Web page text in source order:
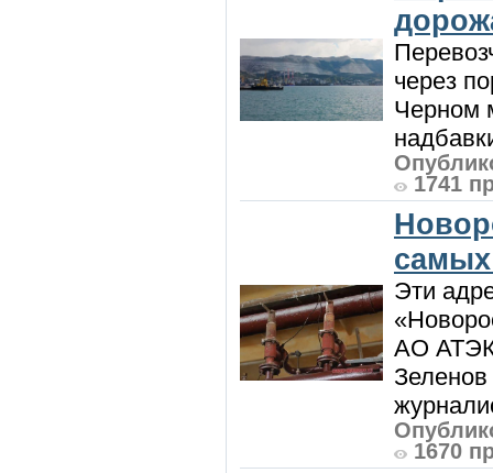
через
Черном
1741
Эти
АО АТЭК
Зеленов
1670